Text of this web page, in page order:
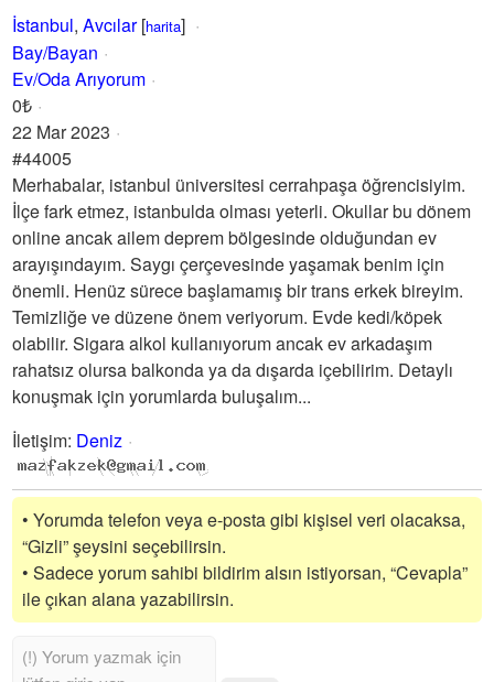
İstanbul,Avcılar[harita]
Bay/Bayan
Ev/Oda Arıyorum
0₺
22 Mar 2023
#44005
Merhabalar, istanbul üniversitesi cerrahpaşa öğrencisiyim.
İlçe fark etmez, istanbulda olması yeterli. Okullar bu dönem
online ancak ailem deprem bölgesinde olduğundan ev
arayışındayım. Saygı çerçevesinde yaşamak benim için
önemli. Henüz sürece başlamamış bir trans erkek bireyim.
Temizliğe ve düzene önem veriyorum. Evde kedi/köpek
olabilir. Sigara alkol kullanıyorum ancak ev arkadaşım
rahatsız olursa balkonda ya da dışarda içebilirim. Detaylı
konuşmak için yorumlarda buluşalım...
İletişim: Deniz
• Yorumda telefon veya e-posta gibi kişisel veri olacaksa,
“Gizli” şeysini seçebilirsin.
• Sadece yorum sahibi bildirim alsın istiyorsan, “Cevapla”
ile çıkan alana yazabilirsin.